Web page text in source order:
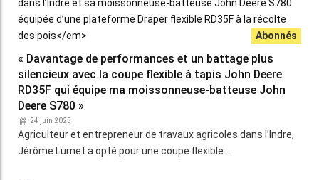
« Davantage de performances et un battage plus
silencieux avec la coupe flexible à tapis John Deere
RD35F qui équipe ma moissonneuse-batteuse John
Deere S780 »
24 juin 2025
Agriculteur et entrepreneur de travaux agricoles dans l’Indre,
Jérôme Lumet a opté pour une coupe flexible…